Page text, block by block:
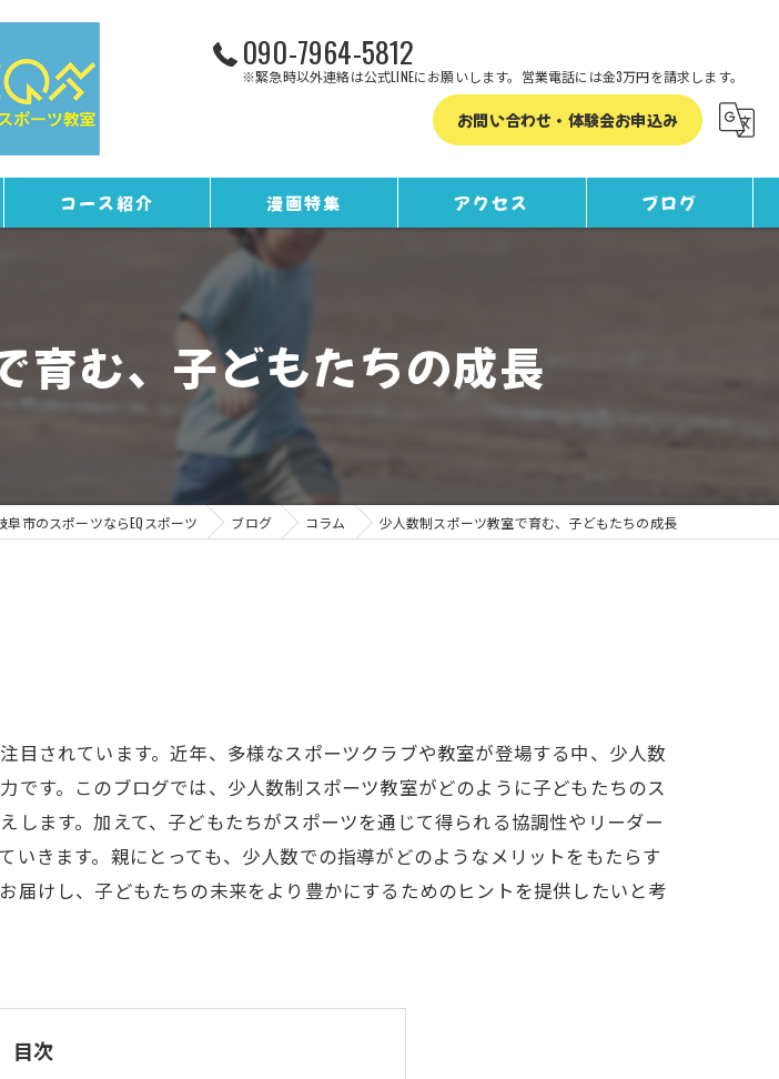
090-7964-5812
※緊急時以外連絡は公式LINEにお願いします。営業電話には金3万円を請求します。
お問い合わせ・体験会お申込み
コース紹介 漫画特集 アクセス ブログ
育む、子どもたちの成長
阜市のスポーツならEQスポーツ ブログ コラム 少人数制スポーツ教室で育む、子どもたちの成長
されています。近年、多様なスポーツクラブや教室が登場する中、少人数
す。このブログでは、少人数制スポーツ教室がどのように子どもたちのス
ます。加えて、子どもたちがスポーツを通じて得られる協調性やリーダー
きます。親にとっても、少人数での指導がどのようなメリットをもたらす
けし、子どもたちの未来をより豊かにするためのヒントを提供したいと考
目次